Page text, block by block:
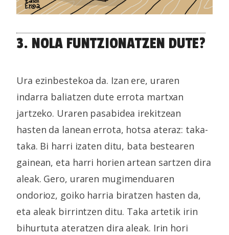
3. NOLA FUNTZIONATZEN DUTE?
Ura ezinbestekoa da. Izan ere, uraren
indarra baliatzen dute errota martxan
jartzeko. Uraren pasabidea irekitzean
hasten da lanean errota, hotsa ateraz: taka-
taka. Bi harri izaten ditu, bata bestearen
gainean, eta harri horien artean sartzen dira
aleak. Gero, uraren mugimenduaren
ondorioz, goiko harria biratzen hasten da,
eta aleak birrintzen ditu. Taka artetik irin
bihurtuta ateratzen dira aleak. Irin hori